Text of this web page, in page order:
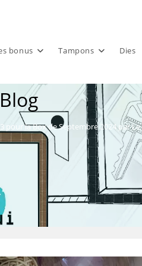
bonus Tampons Dies
Blog
pour la Box de Septembre 2024 par Le